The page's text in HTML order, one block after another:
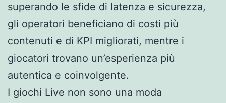
superando le sfide di latenza e sicurezza,
gli operatori beneficiano di costi più
contenuti e di KPI migliorati, mentre i
giocatori trovano un’esperienza più
autentica e coinvolgente.
I giochi Live non sono una moda